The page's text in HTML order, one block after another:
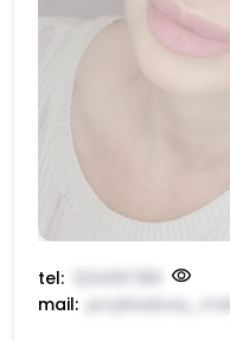
tel:
mail: przykładowy_mail